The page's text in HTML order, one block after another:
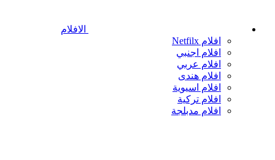
الافلام
افلام Netfilx
افلام اجنبي
افلام عربي
افلام هندى
افلام اسيوية
افلام تركية
افلام مدبلجة